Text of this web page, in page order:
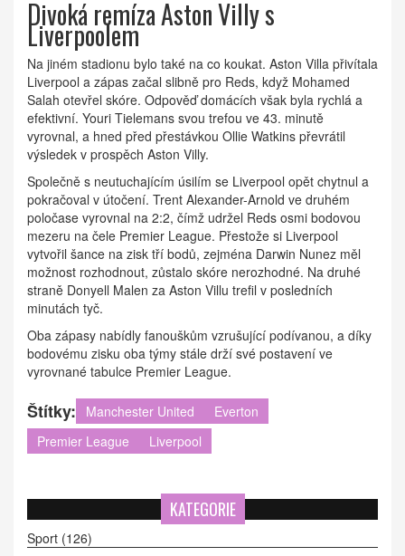
Divoká remíza Aston Villy s
Liverpoolem
Na jiném stadionu bylo také na co koukat. Aston Villa přivítala
Liverpool a zápas začal slibně pro Reds, když Mohamed
Salah otevřel skóre. Odpověď domácích však byla rychlá a
efektivní. Youri Tielemans svou trefou ve 43. minutě
vyrovnal, a hned před přestávkou Ollie Watkins převrátil
výsledek v prospěch Aston Villy.
Společně s neutuchajícím úsilím se Liverpool opět chytnul a
pokračoval v útočení. Trent Alexander-Arnold ve druhém
poločase vyrovnal na 2:2, čímž udržel Reds osmi bodovou
mezeru na čele Premier League. Přestože si Liverpool
vytvořil šance na zisk tří bodů, zejména Darwin Nunez měl
možnost rozhodnout, zůstalo skóre nerozhodné. Na druhé
straně Donyell Malen za Aston Villu trefil v posledních
minutách tyč.
Oba zápasy nabídly fanouškům vzrušující podívanou, a díky
bodovému zisku oba týmy stále drží své postavení ve
vyrovnané tabulce Premier League.
Štítky: Manchester United
Everton
Premier League
Liverpool
KATEGORIE
Sport (126)